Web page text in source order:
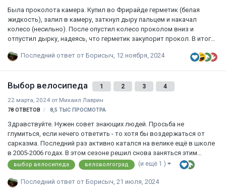
Была проколота камера. Купил во Фрирайде герметик (белая
жидкость), залил в камеру, заткнул дыру пальцем и накачал
колесо (несильно). После опустил колесо проколом вниз и
отпустил дырку, надеясь, что герметик закупорит прокол. В итоге
высохла нужно несколько часов. Кто знает как ей правильно
Последний ответ от Борисыч 12 ноября, 2024
Выбор велосипеда 1 2 3
4
22 марта, 2024 от Михаил Лаврин
78 ОТВЕТОВ 8,5 ТЫС ПРОСМОТРА
Здравствуйте. Нужен совет знающих людей. Просьба не
глумиться, если нечего ответить - то хотя бы воздержаться от
сарказма. Последний раз активно катался на велике ещё в школе
в 2005-2006 годах. В этом сезоне решил снова заняться этим
отличным видом времяпрепровождения. Есть в наличии еще с тех
времен вел Rock Machine Twister. В нём под замену задний обод
(лопнул), передняя вилка (сдохла) и может что-то ещё. Вел с
Последний ответ от Борисыч, 21 июля, 2024
выбор велосипеда веловолгоград (и ещё 1 )